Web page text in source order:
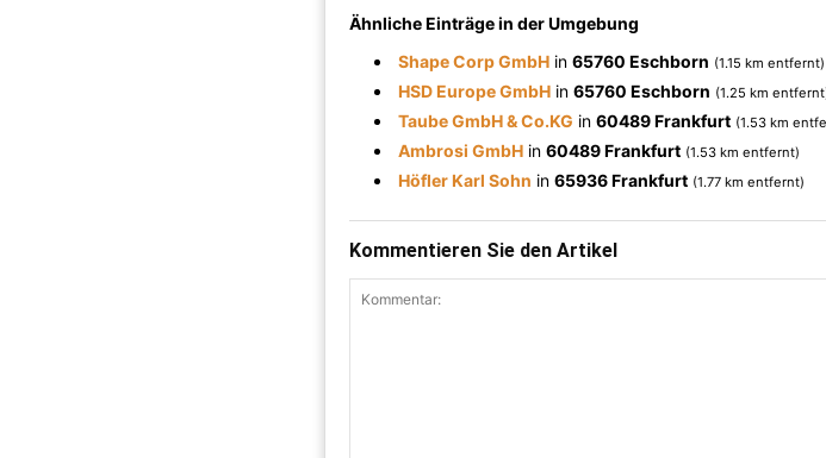
Ähnliche Einträge in der Umgebung
Shape Corp GmbH in 65760 Eschborn (1.15 km entfernt)
HSD Europe GmbH in 65760 Eschborn (1.25 km
Taube GmbH & Co.KG in 60489 Frankfurt (1.53 km
Ambrosi GmbH in 60489 Frankfurt (1.53 km entfernt)
Höfler Karl Sohn in 65936 Frankfurt (1.77 km entfernt)
Kommentieren Sie den Artikel